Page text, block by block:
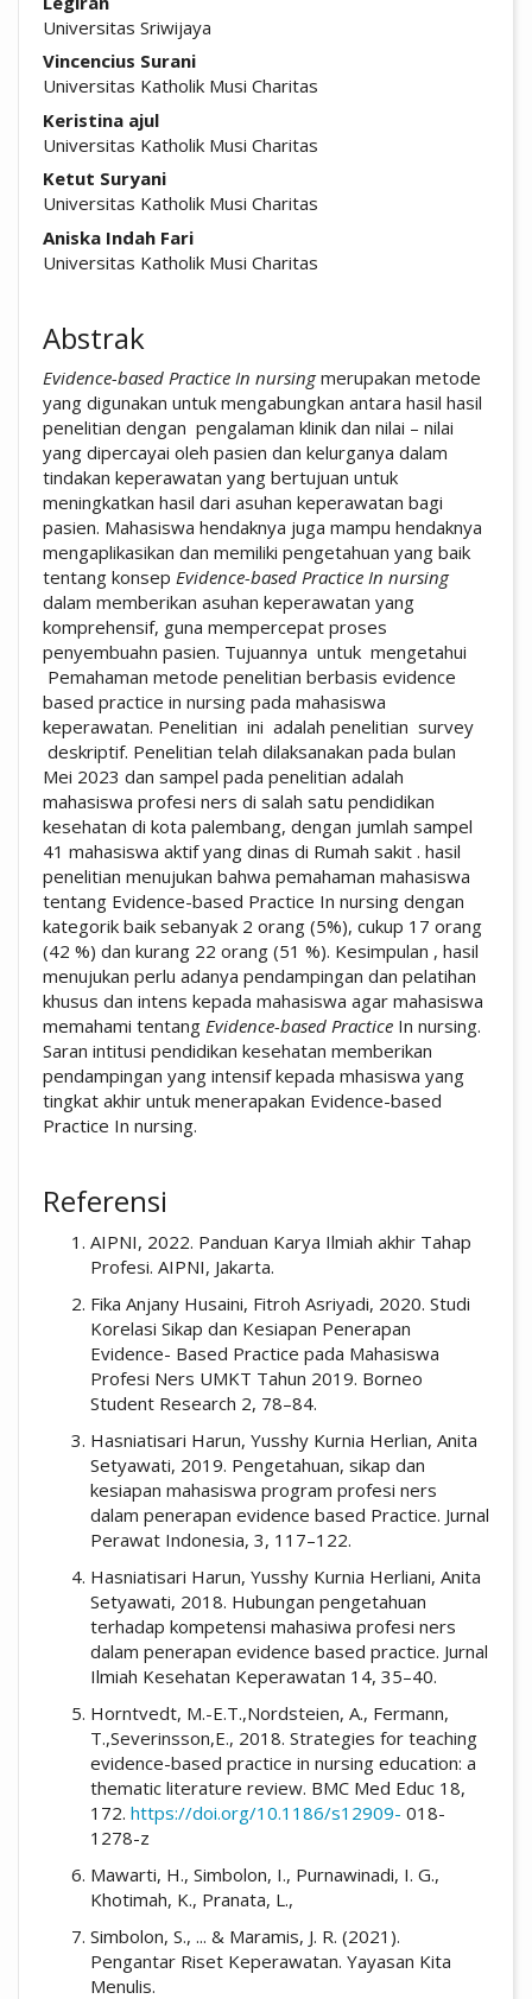
Universitas Sriwijaya
Vincencius Surani
Universitas Katholik Musi Charitas
Keristina ajul
Universitas Katholik Musi Charitas
Ketut Suryani
Universitas Katholik Musi Charitas
Aniska Indah Fari
Universitas Katholik Musi Charitas
Abstrak
Evidence-based Practice In nursingmerupakan metode
yang digunakan untuk mengabungkan antara hasil hasil
penelitian dengan pengalaman klinik dan nilai – nilai
yang dipercayai oleh pasien dan kelurganya dalam
tindakan keperawatan yang bertujuan untuk
meningkatkan hasil dari asuhan keperawatan bagi
pasien. Mahasiswa hendaknya juga mampu hendaknya
mengaplikasikan dan memiliki pengetahuan yang baik
tentang konsep Evidence-based Practice In nursing
dalam memberikan asuhan keperawatan yang
komprehensif, guna mempercepat proses
penyembuahn pasien. Tujuannya untuk mengetahui
Pemahaman metode penelitian berbasis evidence
based practice in nursing pada mahasiswa
keperawatan. Penelitian ini adalah penelitian survey
deskriptif. Penelitian telah dilaksanakan pada bulan
Mei 2023 dan sampel pada penelitian adalah
mahasiswa profesi ners di salah satu pendidikan
kesehatan di kota palembang, dengan jumlah sampel
41 mahasiswa aktif yang dinas di Rumah sakit . hasil
penelitian menujukan bahwa pemahaman mahasiswa
tentang Evidence-based Practice In nursing dengan
kategorik baik sebanyak 2 orang (5%), cukup 17 orang
(42 %) dan kurang 22 orang (51 %). Kesimpulan , hasil
menujukan perlu adanya pendampingan dan pelatihan
khusus dan intens kepada mahasiswa agar mahasiswa
memahami tentang Evidence-based Practice In nursing.
Saran intitusi pendidikan kesehatan memberikan
pendampingan yang intensif kepada mhasiswa yang
tingkat akhir untuk menerapakan Evidence-based
Practice In nursing.
Referensi
AIPNI, 2022. Panduan Karya Ilmiah akhir Tahap
Profesi. AIPNI, Jakarta.
Fika Anjany Husaini, Fitroh Asriyadi, 2020. Studi
Korelasi Sikap dan Kesiapan Penerapan
Evidence- Based Practice pada Mahasiswa
Profesi Ners UMKT Tahun 2019. Borneo
Student Research 2, 78–84.
Hasniatisari Harun, Yusshy Kurnia Herlian, Anita
Setyawati, 2019. Pengetahuan, sikap dan
kesiapan mahasiswa program profesi ners
dalam penerapan evidence based Practice. Jurnal
Perawat Indonesia, 3, 117–122.
Hasniatisari Harun, Yusshy Kurnia Herliani, Anita
Setyawati, 2018. Hubungan pengetahuan
terhadap kompetensi mahasiwa profesi ners
dalam penerapan evidence based practice. Jurnal
Ilmiah Kesehatan Keperawatan 14, 35–40.
Horntvedt, M.-E.T.,Nordsteien, A., Fermann,
T.,Severinsson,E., 2018. Strategies for teaching
evidence-based practice in nursing education: a
thematic literature review. BMC Med Educ 18,
172. https://doi.org/10.1186/s12909- 018-
1278-z
Mawarti, H., Simbolon, I., Purnawinadi, I. G.,
Khotimah, K., Pranata, L.,
Simbolon, S., ... & Maramis, J. R. (2021).
Pengantar Riset Keperawatan. Yayasan Kita
Menulis.